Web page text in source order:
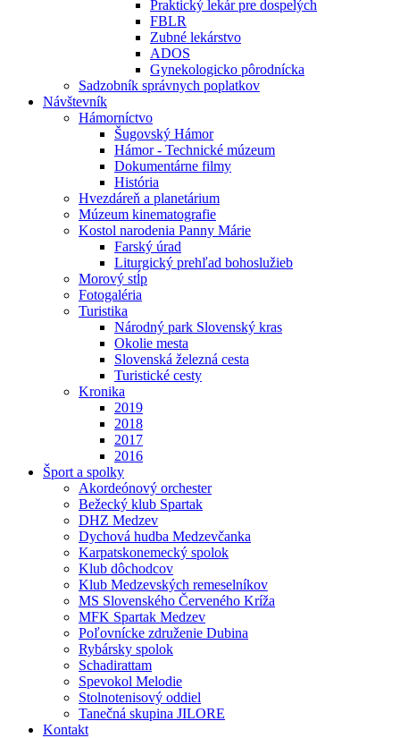
Praktický lekár pre dospelých
FBLR
Zubné lekárstvo
ADOS
Gynekologicko pôrodnícka
Sadzobník správnych poplatkov
Návštevník
Hámorníctvo
Šugovský Hámor
Hámor - Technické múzeum
Dokumentárne filmy
História
Hvezdáreň a planetárium
Múzeum kinematografie
Kostol narodenia Panny Márie
Farský úrad
Liturgický prehľad bohoslužieb
Morový stĺp
Fotogaléria
Turistika
Národný park Slovenský kras
Okolie mesta
Slovenská železná cesta
Turistické cesty
Kronika
2019
2018
2017
2016
Šport a spolky
Akordeónový orchester
Bežecký klub Spartak
DHZ Medzev
Dychová hudba Medzevčanka
Karpatskonemecký spolok
Klub dôchodcov
Klub Medzevských remeselníkov
MS Slovenského Červeného Kríža
MFK Spartak Medzev
Poľovnícke združenie Dubina
Rybársky spolok
Schadirattam
Spevokol Melodie
Stolnotenisový oddiel
Tanečná skupina JILORE
Kontakt